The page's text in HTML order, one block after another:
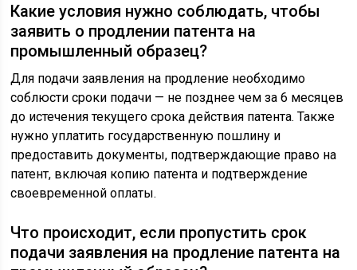
Какие условия нужно соблюдать, чтобы
заявить о продлении патента на
промышленный образец?
Для подачи заявления на продление необходимо
соблюсти сроки подачи — не позднее чем за 6 месяцев
до истечения текущего срока действия патента. Также
нужно уплатить государственную пошлину и
предоставить документы, подтверждающие право на
патент, включая копию патента и подтверждение
своевременной оплаты.
Что происходит, если пропустить срок
подачи заявления на продление патента на